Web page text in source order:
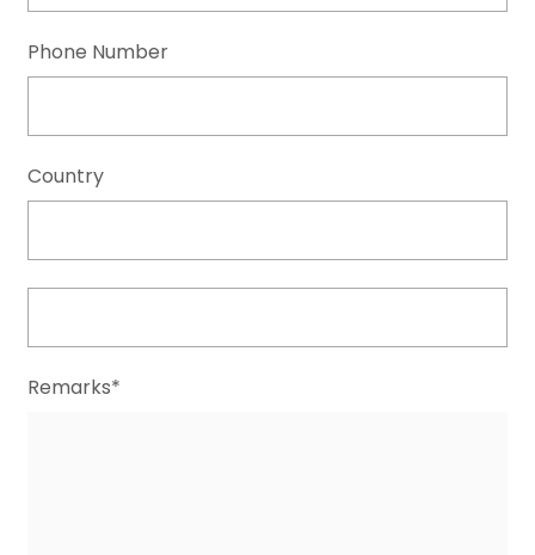
Phone Number
Country
Remarks*